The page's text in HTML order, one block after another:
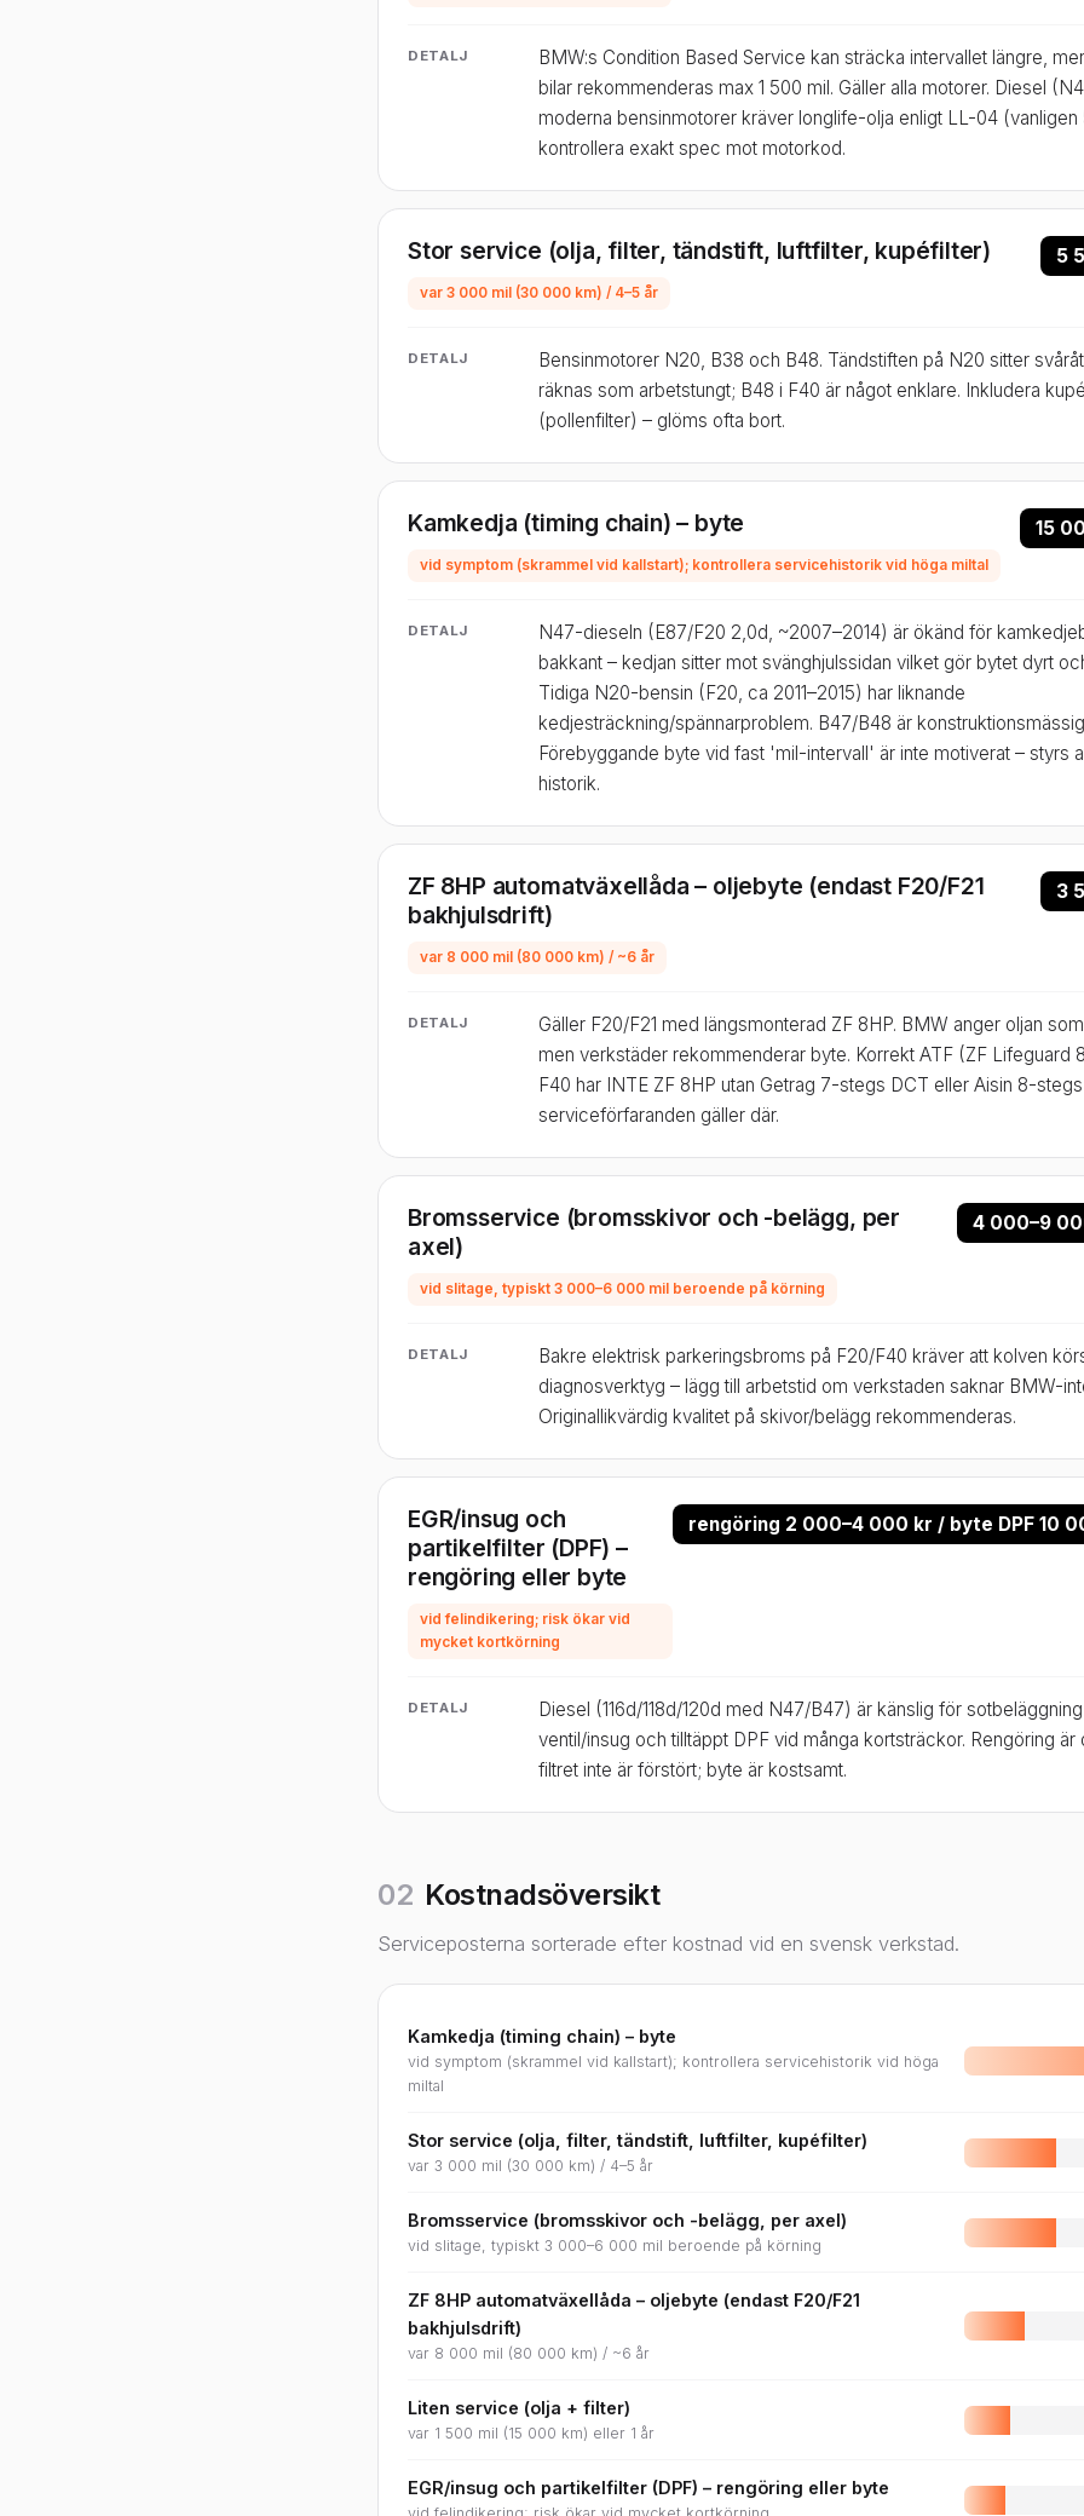
DETALJ
BMW:s Condition Based Service kan sträcka intervallet längre,
bilar rekommenderas max 1 500 mil. Gäller alla motorer. Diesel
moderna bensinmotorer kräver longlife-olja enligt LL-04
kontrollera exakt spec mot motorkod.
Stor service (olja, filter, tändstift, luftfilter, kupéfilter)
var 3 000 mil (30 000 km) / 4–5 år
5
DETALJ
Bensinmotorer N20, B38 och B48. Tändstiften på N20 sitter
räknas som arbetstungt; B48 i F40 är något enklare. Inkludera
(pollenfilter) – glöms ofta bort.
Kamkedja (timing chain) – byte
vid symptom (skrammel vid kallstart); kontrollera servicehistorik vid höga miltal
15
DETALJ
N47-dieseln (E87/F20 2,0d, ~2007–2014) är ökänd för
bakkant – kedjan sitter mot svänghjulssidan vilket gör bytet dyrt
Tidiga N20-bensin (F20, ca 2011–2015) har liknande
kedjesträckning/spännarproblem. B47/B48 är
Förebyggande byte vid fast 'mil-intervall' är inte motiverat – styrs
historik.
ZF 8HP automatväxellåda – oljebyte (endast F20/F21
bakhjulsdrift)
var 8 000 mil (80 000 km) / ~6 år
3
DETALJ
Gäller F20/F21 med längsmonterad ZF 8HP. BMW anger oljan
men verkstäder rekommenderar byte. Korrekt ATF (ZF Lifeguard
F40 har INTE ZF 8HP utan Getrag 7-stegs DCT eller Aisin 8-
serviceförfaranden gäller där.
Bromsservice (bromsskivor och -belägg, per
axel)
vid slitage, typiskt 3 000–6 000 mil beroende på körning
4 000–9
DETALJ
Bakre elektrisk parkeringsbroms på F20/F40 kräver att kolven
diagnosverktyg – lägg till arbetstid om verkstaden saknar BMW-
Originallikvärdig kvalitet på skivor/belägg rekommenderas.
EGR/insug och
partikelfilter (DPF) –
rengöring eller byte
vid felindikering; risk ökar vid
mycket kortkörning
rengöring 2 000–4 000 kr / byte DPF 10
DETALJ
Diesel (116d/118d/120d med N47/B47) är känslig för
ventil/insug och tilltäppt DPF vid många kortsträckor. Rengöring är
filtret inte är förstört; byte är kostsamt.
02 Kostnadsöversikt
Serviceposterna sorterade efter kostnad vid en svensk verkstad.
Kamkedja (timing chain) – byte
vid symptom (skrammel vid kallstart); kontrollera servicehistorik vid höga
miltal
Stor service (olja, filter, tändstift, luftfilter, kupéfilter)
var 3 000 mil (30 000 km) / 4–5 år
Bromsservice (bromsskivor och -belägg, per axel)
vid slitage, typiskt 3 000–6 000 mil beroende på körning
ZF 8HP automatväxellåda – oljebyte (endast F20/F21
bakhjulsdrift)
var 8 000 mil (80 000 km) / ~6 år
Liten service (olja + filter)
var 1 500 mil (15 000 km) eller 1 år
EGR/insug och partikelfilter (DPF) – rengöring eller byte